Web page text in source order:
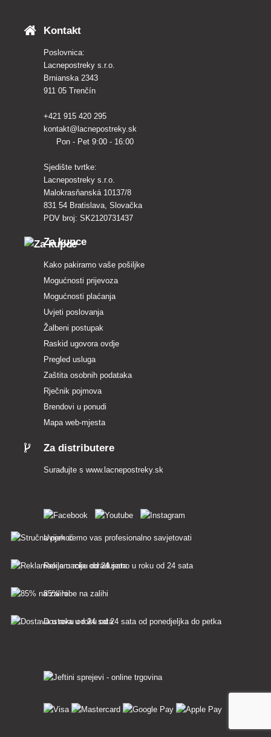
Kontakt
Poslovnica:
Lacnepostreky s.r.o.
Brnianska 2343
911 05 Trenčín
+421 915 420 295
kontakt@lacnepostreky.sk
Pon - Pet 9:00 - 16:00
Sjedište tvrtke:
Lacnepostreky s.r.o.
Malokrasňanská 10137/8
831 54 Bratislava, Slovačka
PDV broj: SK2120731437
Za kupce
Kako pakiramo vaše pošiljke
Mogućnosti prijevoza
Mogućnosti plaćanja
Uvjeti poslovanja
Žalbeni postupak
Raskid ugovora ovdje
Pregled usluga
Zaštita osobnih podataka
Rječnik pojmova
Brendovi u ponudi
Mapa web-mjesta
Za distributere
Surađujte s www.lacnepostreky.sk
Uvijek ćemo vas profesionalno savjetovati
Reklamacije obrađujemo u roku od 24 sata
85% robe na zalihi
Dostava u roku od 24 sata od ponedjeljka do petka